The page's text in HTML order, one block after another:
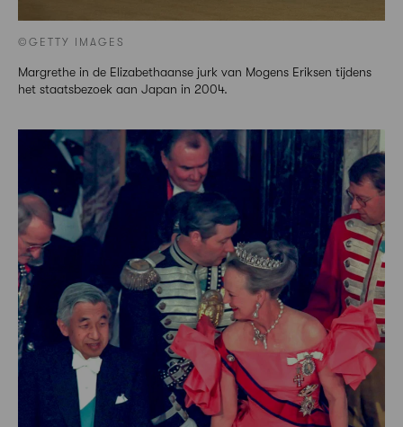
©GETTY IMAGES
Margrethe in de Elizabethaanse jurk van Mogens Eriksen tijdens
het staatsbezoek aan Japan in 2004.